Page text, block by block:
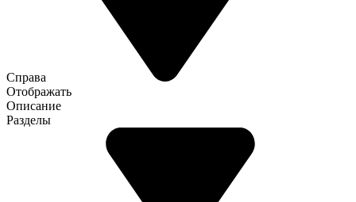
Справа
Отображать
Описание
Разделы